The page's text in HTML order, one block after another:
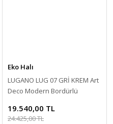
Eko Halı
LUGANO LUG 07 GRİ KREM Art
Deco Modern Bordürlü
Salon Halısı 160x230 cm
19.540,00 TL
24.425,00 TL